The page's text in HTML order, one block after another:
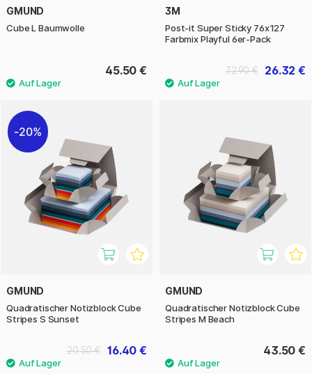
GMUND
Cube L Baumwolle
45.50 €
3M
Post-it Super Sticky 76x127
Farbmix Playful 6er-Pack
26.32 €
32.90 €
20%
GMUND
Quadratischer Notizblock Cube
Stripes S Sunset
16.40 €
20.50 €
GMUND
Quadratischer Notizblock Cube
Stripes M Beach
43.50 €